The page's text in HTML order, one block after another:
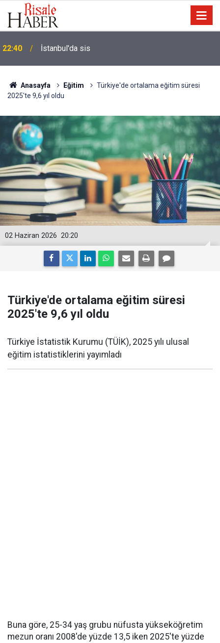
21:18
Biyoloji profesörünün parmağının ucunda niçin göz
yok?
Anasayfa Eğitim
Türkiye'de ortalama eğitim süresi
2025'te 9,6 yıl oldu
20:20
02 Haziran 2026
Türkiye'de ortalama eğitim süresi
2025'te 9,6 yıl oldu
Türkiye İstatistik Kurumu (TÜİK), 2025 yılı ulusal
eğitim istatistiklerini yayımladı
Buna göre, 25-34 yaş grubu nüfusta yükseköğretim
mezun oranı 2008'de yüzde 13,5 iken 2025'te yüzde